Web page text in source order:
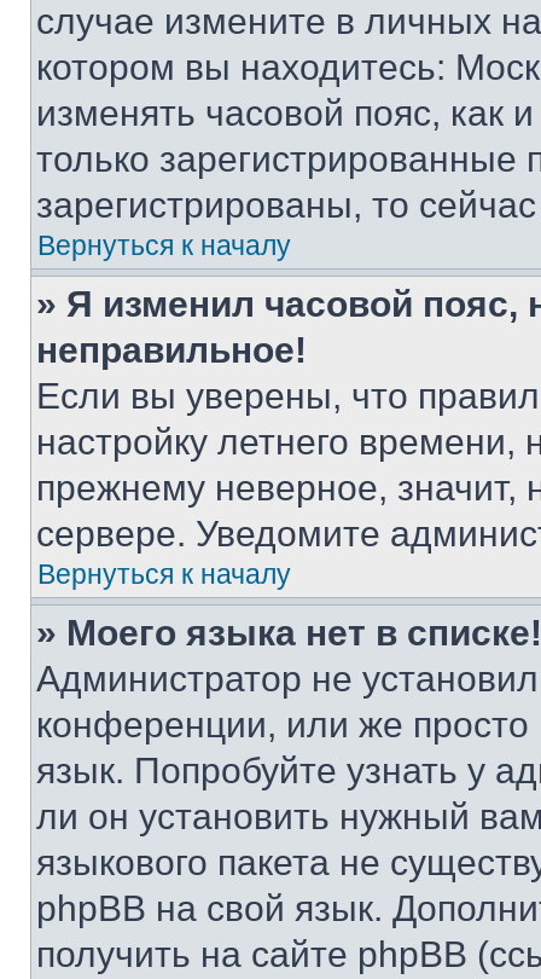
случае измените в личных
котором вы находитесь:
изменять часовой пояс, как
только
зарегистрированы, то
Вернуться к началу
» Я изменил часовой пояс,
неправильное!
Если вы уверены, что
настройку летнего
прежнему неверное, значит,
сервере. Уведомите
Вернуться к началу
» Моего языка нет в списке!
Администратор не
конференции, или же
язык. Попробуйте узнать у
ли он установить нужный
языкового пакета не
phpBB на свой язык.
получить на сайте phpBB